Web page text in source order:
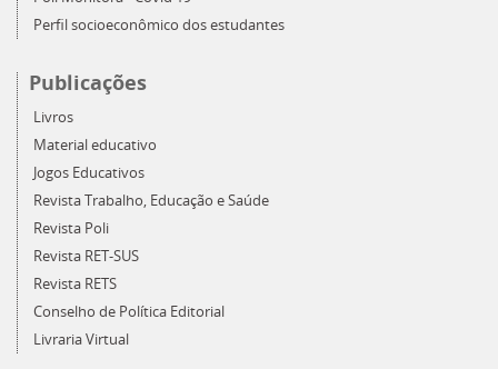
Perfil socioeconômico dos estudantes
Publicações
Livros
Material educativo
Jogos Educativos
Revista Trabalho, Educação e Saúde
Revista Poli
Revista RET-SUS
Revista RETS
Conselho de Política Editorial
Livraria Virtual